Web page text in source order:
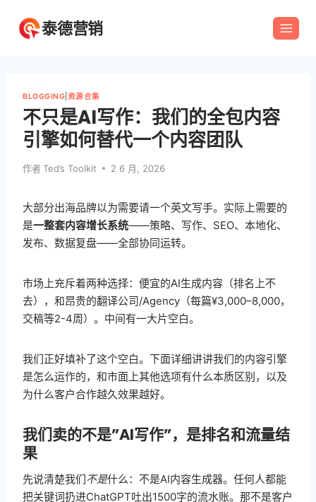
泰德营销
BLOGGING 资源合集
不只是AI写作：我们的全包内容
引擎如何替代一个内容团队
作者Ted’s Toolkit 2 6 月, 2026
大部分出海品牌以为需要请一个英文写手。实际上需要的
是一整套内容增长系统——策略、写作、SEO、本地化、
发布、数据复盘——全部协同运转。
市场上充斥着两种选择：便宜的AI生成内容（排名上不
去），和昂贵的翻译公司/Agency（每篇¥3,000–8,000，
交稿等2-4周）。中间有一大片空白。
我们正好填补了这个空白。下面详细讲讲我们的内容引擎
是怎么运作的，和市面上其他选项有什么本质区别，以及
为什么客户合作越久效果越好。
我们卖的不是”AI写作”，是排名和流量结
果
先说清楚我们不是什么：不是AI内容生成器。任何人都能
把关键词扔进ChatGPT吐出1500字的流水账。那不是客户